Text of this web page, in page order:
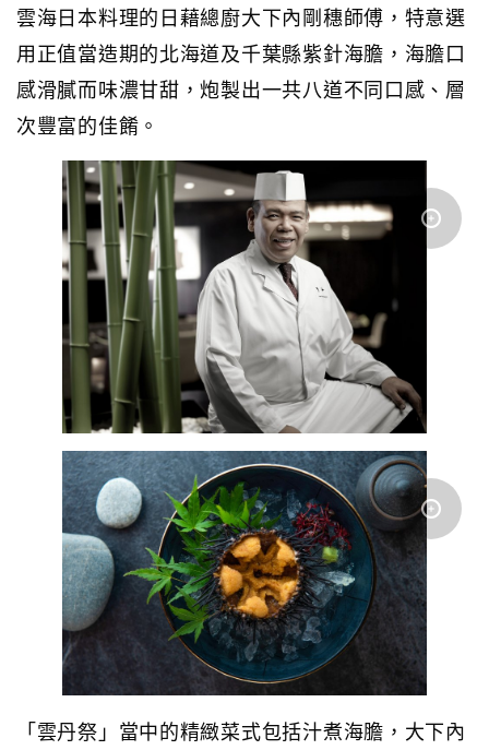
雲海日本料理的日藉總廚大下內剛穗師傅，特意選
用正值當造期的北海道及千葉縣紫針海膽，海膽口
感滑膩而味濃甘甜，炮製出一共八道不同口感、層
次豐富的佳餚。
「雲丹祭」當中的精緻菜式包括汁煮海膽，大下內